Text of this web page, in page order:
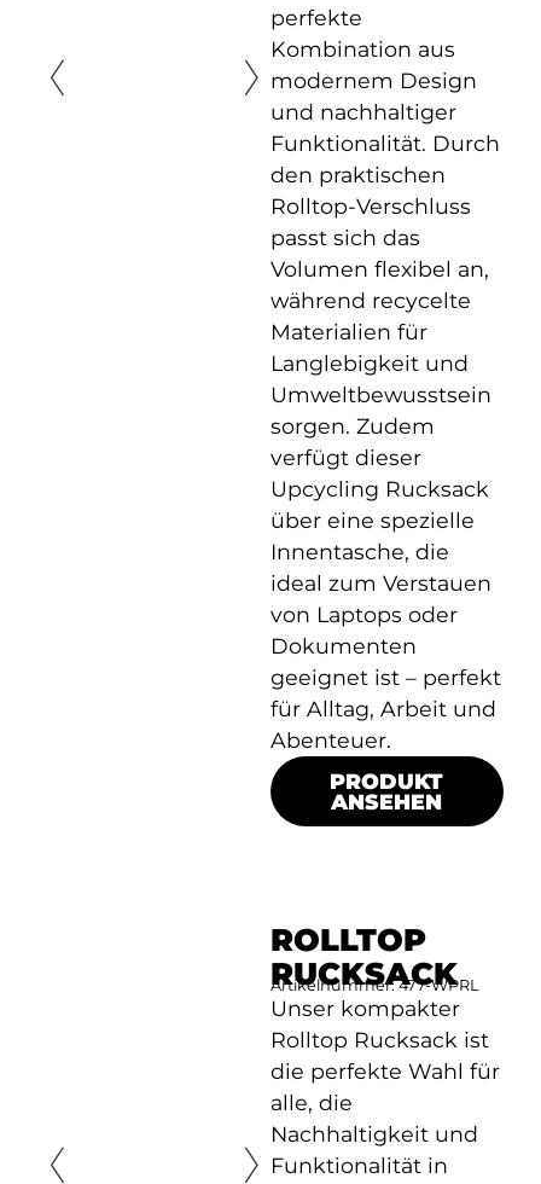
perfekte
Kombination aus
modernem Design
und nachhaltiger
Funktionalität. Durch
den praktischen
Rolltop-Verschluss
passt sich das
Volumen flexibel an,
während recycelte
Materialien für
Langlebigkeit und
Umweltbewusstsein
sorgen. Zudem
verfügt dieser
Upcycling Rucksack
über eine spezielle
Innentasche, die
ideal zum Verstauen
von Laptops oder
Dokumenten
geeignet ist – perfekt
für Alltag, Arbeit und
Abenteuer.
PRODUKT
ANSEHEN
ROLLTOP
RUCKSACK
Artikelnummer: 477-WPRL
Unser kompakter
Rolltop Rucksack ist
die perfekte Wahl für
alle, die
Nachhaltigkeit und
Funktionalität in